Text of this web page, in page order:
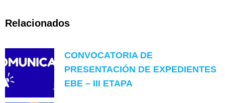
Relacionados
CONVOCATORIA DE
PRESENTACIÓN DE EXPEDIENTES
EBE – III ETAPA